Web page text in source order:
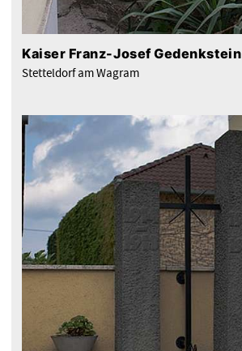
Kaiser Franz-Josef Gedenkstein
Stetteldorf am Wagram